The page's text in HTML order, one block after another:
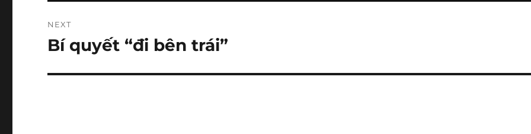
NEXT
Next
Bí quyết “đi bên trái”